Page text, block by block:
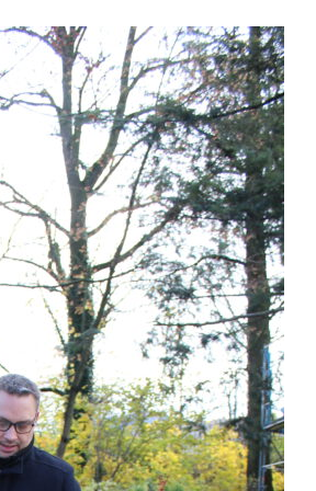
Anstehende Veranstaltungen
SEP.
20
09:30-11:30
Kräuterwanderung
OKT.
17
10:00-17:30
Kutschfahrt ins
Waldlabyrinth mit
Mittagessen
Kalender anzeigen
Suchen